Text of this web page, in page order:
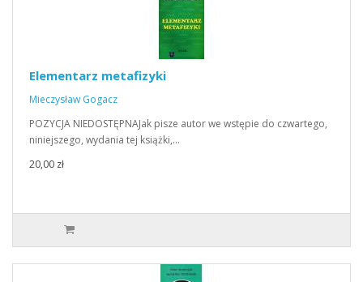
Elementarz metafizyki
Mieczysław Gogacz
POZYCJA NIEDOSTĘPNAJak pisze autor we wstępie do czwartego,
niniejszego, wydania tej książki,…
20,00 zł